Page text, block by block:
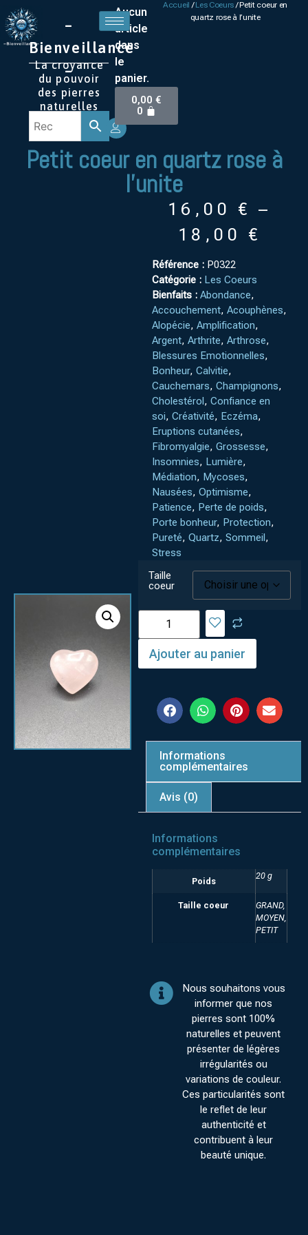
–
Bienveillance
–
La croyance
du pouvoir
des pierres
naturelles
Aucun
article
dans
le
panier.
0,00€
0
Accueil /Les Coeurs/ Petit coeur en
quartz rose à l’unite
Petit coeur en quartz rose à
l’unite
16,00 € –
18,00 €
Référence : P0322
Catégorie : Les Coeurs
Bienfaits : Abondance,
Accouchement, Acouphènes,
Alopécie, Amplification,
Argent, Arthrite, Arthrose,
Blessures Emotionnelles,
Bonheur, Calvitie,
Cauchemars, Champignons,
Cholestérol, Confiance en
soi, Créativité, Eczéma,
Eruptions cutanées,
Fibromyalgie, Grossesse,
Insomnies, Lumière,
Médiation, Mycoses,
Nausées, Optimisme,
Patience, Perte de poids,
Porte bonheur, Protection,
Pureté, Quartz, Sommeil,
Stress
Taille
coeur
Ajouter au panier
Informations
complémentaires
Avis (0)
Informations
complémentaires
Poids
20 g
Taille coeur
GRAND,
MOYEN,
PETIT
Nous souhaitons vous
informer que nos
pierres sont 100%
naturelles et peuvent
présenter de légères
irrégularités ou
variations de couleur.
Ces particularités sont
le reflet de leur
authenticité et
contribuent à leur
beauté unique.